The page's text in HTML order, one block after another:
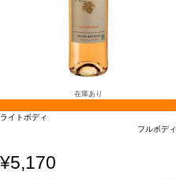
在庫あり
ライトボディ
フルボディ
¥5,170